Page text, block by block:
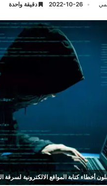
2022-10-26 دقيقة واحدة
أخطاء كتابة المواقع الالكترونية لسرقة